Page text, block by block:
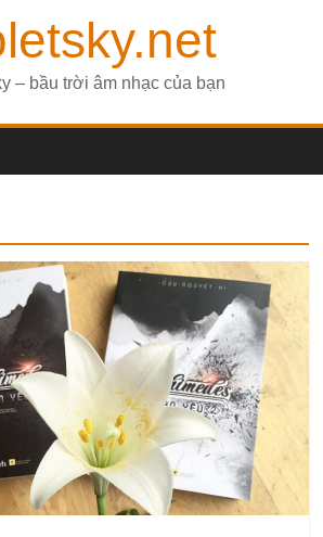
– bầu trời âm nhạc của bạn